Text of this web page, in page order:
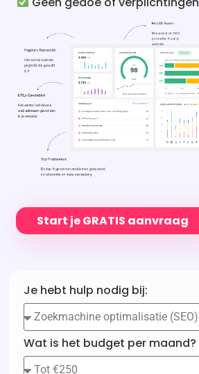
Start je GRATIS aanvraag
Je hebt hulp nodig bij:
Wat is het budget per maand?